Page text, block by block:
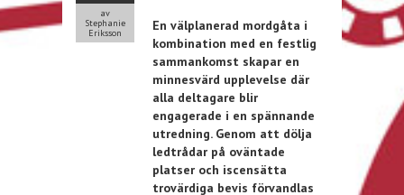
av
Stephanie
Eriksson
En välplanerad mordgåta i
kombination med en festlig
sammankomst skapar en
minnesvärd upplevelse där
alla deltagare blir
engagerade i en spännande
utredning. Genom att dölja
ledtrådar på oväntade
platser och iscensätta
trovärdiga bevis förvandlas